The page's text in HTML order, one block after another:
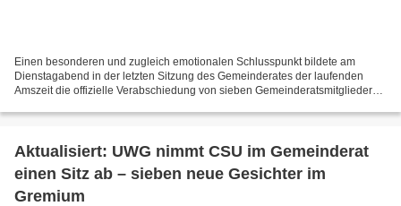
Einen besonderen und zugleich emotionalen Schlusspunkt bildete am
Dienstagabend in der letzten Sitzung des Gemeinderates der laufenden
Amszeit die offizielle Verabschiedung von sieben Gemeinderatsmitgliedern,
Aktualisiert: UWG nimmt CSU im Gemeinderat
einen Sitz ab – sieben neue Gesichter im
Gremium